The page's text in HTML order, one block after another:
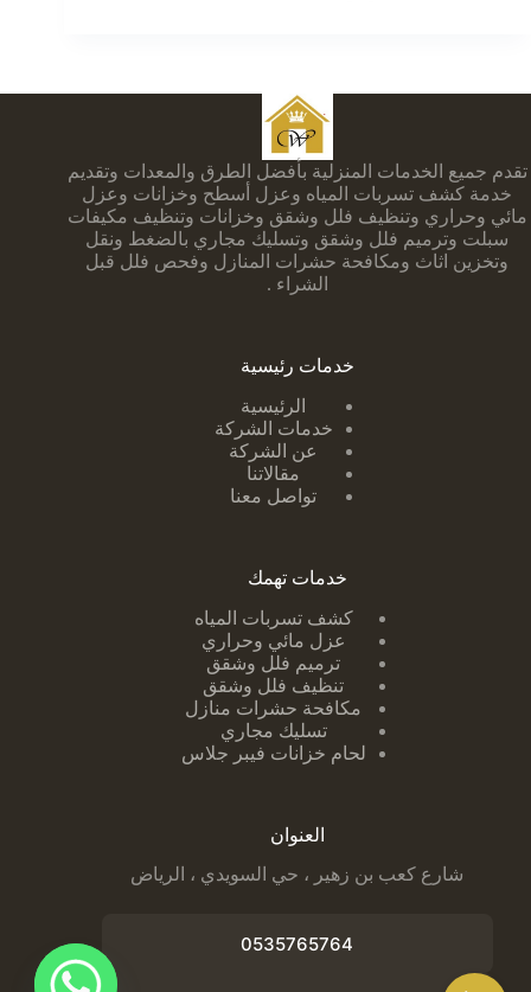
تقدم جميع الخدمات المنزلية بأفضل الطرق والمعدات وتقديم
خدمة كشف تسربات المياه وعزل أسطح وخزانات وعزل
مائي وحراري وتنظيف فلل وشقق وخزانات وتنظيف مكيفات
سبلت وترميم فلل وشقق وتسليك مجاري بالضغط ونقل
وتخزين اثاث ومكافحة حشرات المنازل وفحص فلل قبل
الشراء .
خدمات رئيسية
الرئيسية
خدمات الشركة
عن الشركة
مقالاتنا
تواصل معنا
خدمات تهمك
كشف تسربات ا لمياه
عزل مائي وحراري
ترميم فلل وشقق
تنظيف فلل وشقق
مكافحة حشرات منازل
تسليك مجاري
لحام خزانات فيبر جلاس
العنوان
شارع كعب بن زهير ، حي السويدي ، الرياض
0535765764